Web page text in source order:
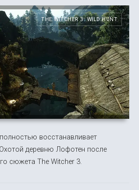
THE WITCHER 3: WILD HUNT
восстанавливает
деревню Лофотен после
сюжета The Witcher 3.